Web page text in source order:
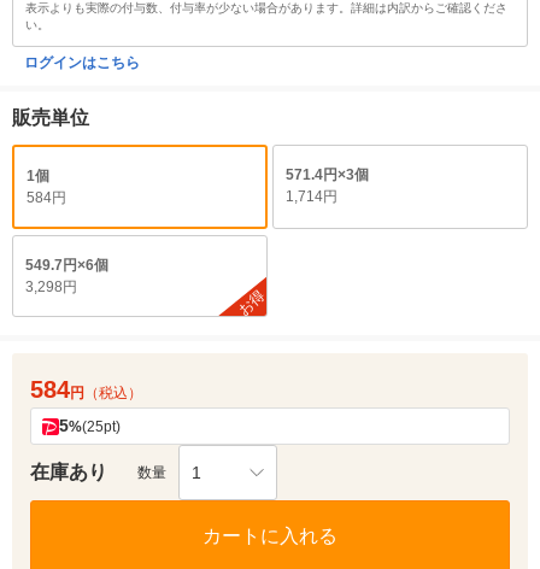
表示よりも実際の付与数、付与率が少ない場合があります。詳細は内訳からご確認くださ
い。
ログインはこちら
販売単位
1個
584円
571.4円×3個
1,714円
549.7円×6個
3,298円
お得
584円 （税込）
5%(25pt)
在庫あり 数量 1
カートに入れる